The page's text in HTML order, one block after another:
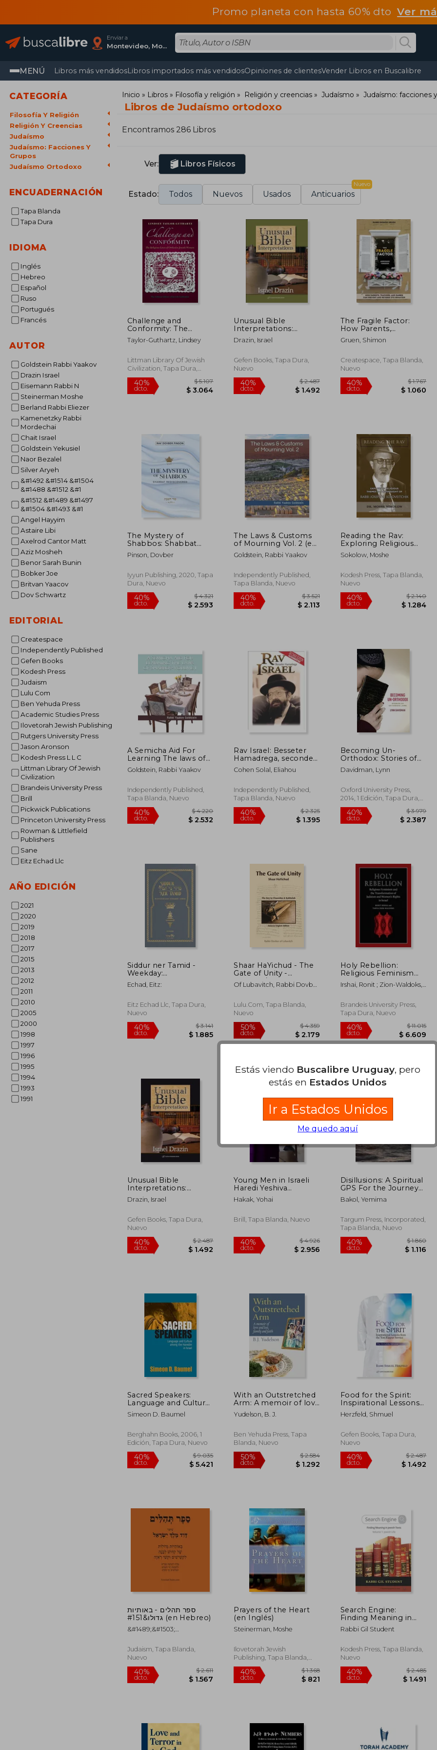
Promo planeta con hasta 60% dtoVer
Enviar a
Montevideo, Montevideo
MENÚ Libros más vendidosLibros importados más vendidosOpiniones de clientesVender Libros en Buscalibre
CATEGORÍA
Filosofía Y Religión
Religión Y Creencias
Judaísmo
Judaísmo: Facciones Y
Grupos
Judaísmo Ortodoxo
ENCUADERNACIÓN
Tapa Blanda
Tapa Dura
IDIOMA
Inglés
Hebreo
Español
Ruso
Portugués
Francés
AUTOR
Goldstein Rabbi Yaakov
Drazin Israel
Eisemann Rabbi N
Steinerman Moshe
Berland Rabbi Eliezer
Kamenetzky Rabbi
Mordechai
Chait Israel
Goldstein Yekusiel
Naor Bezalel
Silver Aryeh
&#1492 &#1514 &#1504
&#1488 &#1512 &#1
&#1512 &#1489 &#1497
&#1504 &#1493 &#1
Angel Hayyim
Astaire Libi
Axelrod Cantor Matt
Aziz Mosheh
Benor Sarah Bunin
Bobker Joe
Britvan Yaacov
Dov Schwartz
EDITORIAL
Createspace
Independently Published
Gefen Books
Kodesh Press
Judaism
Lulu Com
Ben Yehuda Press
Academic Studies Press
Ilovetorah Jewish Publishing
Rutgers University Press
Jason Aronson
Kodesh Press L L C
Littman Library Of Jewish
Civilization
Brandeis University Press
Brill
Pickwick Publications
Princeton University Press
Rowman & Littlefield
Publishers
Sane
Eitz Echad Llc
AÑO EDICIÓN
2021
2020
2019
2018
2017
2015
2013
2012
2011
2010
2005
2000
1998
1997
1996
1995
1994
1993
1991
Inicio Libros Filosofía y religión Religión y creencias Judaísmo Judaísmo: facciones
Libros de Judaísmo ortodoxo
Encontramos 286 Libros
Ver: Libros Físicos
Estado: Todos Nuevos Usados Anticuarios
Nuevo
Challenge and
Conformity: The
Religious Lives of
Orthodox Jewish
Taylor-Guthartz, Lindsey
Littman Library Of Jewish
Civilization, Tapa Dura,
Nuevo
Unusual Bible
Interpretations:
Judges Volume 3 (en
Inglés)
Drazin, Israel
Gefen Books, Tapa Dura,
Nuevo
The Fragile Factor:
How Parents,
Teachers, And Rabbis
Can Prevent And
(en Inglés)
Gruen, Shimon
Createspace, Tapa Blanda,
Nuevo
The Mystery of
Shabbos: Shabbat
Rediscovered (en
Inglés)
Pinson, Dovber
Iyyun Publishing, 2020, Tapa
Dura, Nuevo
40%
dcto.
The Laws & Customs
of Mourning Vol. 2 (en
Inglés)
Goldstein, Rabbi Yaakov
Independently Published,
Tapa Blanda, Nuevo
40%
dcto.
Reading the Rav:
Exploring Religious
Themes in the
Thought of Rabbi
(en Inglés)
Sokolow, Moshe
Kodesh Press, Tapa Blanda,
Nuevo
A Semicha Aid For
Learning The laws of
Shabbos-Volume 1 (en
Inglés)
Goldstein, Rabbi Yaakov
Independently Published,
Tapa Blanda, Nuevo
40%
dcto.
Rav Israel: Besseter
Hamadrega, seconde
édition augmentée
(en Francés)
Cohen Solal, Eliahou
Independently Published,
Tapa Blanda, Nuevo
40%
dcto.
Becoming Un-
Orthodox: Stories of
Ex-Hasidic Jews (en
Inglés)
Davidman, Lynn
Oxford University Press,
2014, 1 Edición, Tapa Dura,
Nuevo
40%
dcto.
Siddur ner Tamid -
Weekday:
Transliterated
Sephardic Siddur (Edot
Echad, Eitz:
Eitz Echad Llc, Tapa Dura,
Nuevo
40%
dcto. $ 1.885
Shaar HaYichud - The
Gate of Unity -
Hebrew/English (en
Inglés)
Of Lubavitch, Rabbi Dovber
Markel, Rabbi Yehudah S.
Lulu.com, Tapa Blanda,
Nuevo
dcto. $ 2.179
Holy Rebellion:
Religious Feminism
and the
Transformation of
Rights in Israel (en
Inglés)
Irshai, Ronit ; Zion-Waldoks,
Brandeis University Press,
Tapa Dura, Nuevo
dcto.
Unusual Bible
Interpretations:
Joshua (en Inglés)
Drazin, Israel
Gefen Books, Tapa Dura,
Nuevo
40%
Young Men in Israeli
Haredi Yeshiva
Education: The
Scholars' Enclave in
Hakak, Yohai
Brill, Tapa Blanda, Nuevo
40%
Disillusions: A Spiritual
GPS For the Journeyer
& The Real New World
Order (en Inglés)
Bakol, Yemima
Targum Press, Incorporated,
Tapa Blanda, Nuevo
40%
Sacred Speakers:
Language and Culture
Among the Haredim
in Israel (en Inglés)
Simeon D. Baumel
Berghahn Books, 2006, 1
Edición, Tapa Dura, Nuevo
40%
dcto.
$ 9.035
$ 5.421
With an Outstretched
Arm: A memoir of love
and loss, family and
faith (en Inglés)
Yudelson, B. J.
Ben Yehuda Press, Tapa
Blanda, Nuevo
50%
dcto.
$ 2.584
$ 1.292
Food for the Spirit:
Inspirational Lessons
from the Yom Kippur
Service (en Inglés)
Herzfeld, Shmuel
Gefen Books, Tapa Dura,
Nuevo
40%
dcto.
ספר תהלים - באותיות
גדולו&#151 (en Hebreo)
&#1489;&#1503;
&#1506;&#1489;&#1493;&#1491;&#1497;,
&#1
Judaism, Tapa Blanda,
Nuevo
Prayers of the Heart
(en Inglés)
Steinerman, Moshe
Ilovetorah Jewish
Publishing, Tapa Blanda,
Nuevo
Search Engine:
Finding Meaning in
Jewish Texts: Volume
1: Jewish Life
Rabbi Gil Student
Kodesh Press, Tapa Blanda,
Nuevo
Estás viendo Buscalibre Uruguay, pero
estás en Estados Unidos
Ir a Estados Unidos
Me quedo aquí